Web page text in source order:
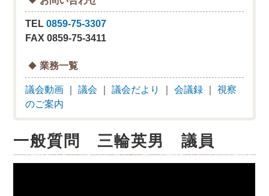
TEL0859-75-3307
FAX 0859-75-3411
業務一覧
議会動画 ｜議会 ｜議会だより ｜会議録 ｜視察
のご案内
一般質問 三輪英男 議員